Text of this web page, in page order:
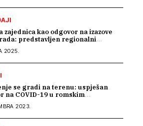
zajednica kao odgovor na izazove
predstavljen regionalni
2025.
se gradi na terenu: uspješan
na COVID-19 u romskim
2023.